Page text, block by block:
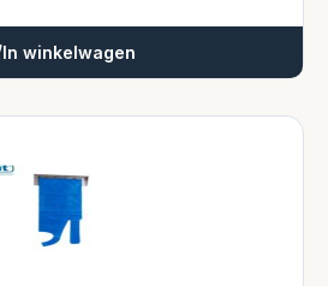
In winkelwagen